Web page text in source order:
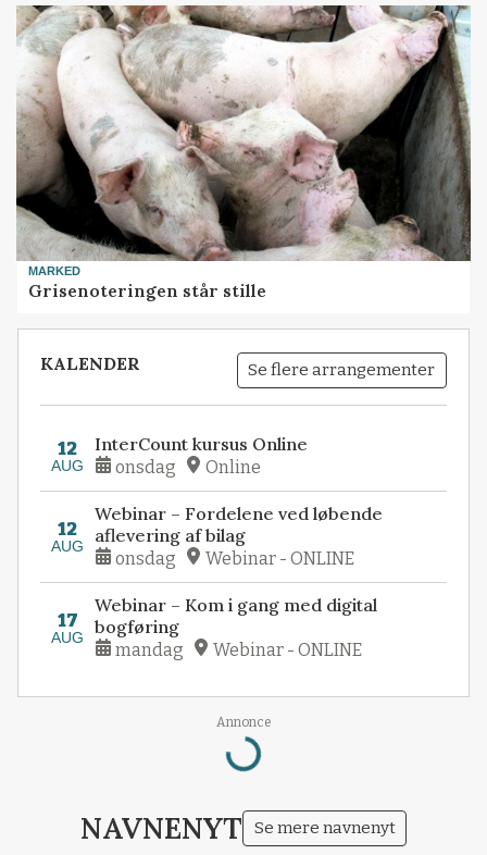
MARKED
Grisenoteringen står stille
KALENDER Se flere arrangementer
12
AUG
InterCount kursus Online
onsdag Online
12
AUG
Webinar – Fordelene ved løbende
aflevering af bilag
onsdag Webinar - ONLINE
17
AUG
Webinar – Kom i gang med digital
bogføring
mandag Webinar - ONLINE
Annonce
Loading...
NAVNENYT Se mere navnenyt